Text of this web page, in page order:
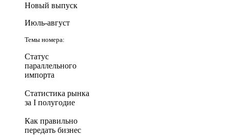
Новый выпуск
Июль-август
Темы номера:
Статус
параллельного
импорта
Статистика рынка
за I полугодие
Как правильно
передать бизнес